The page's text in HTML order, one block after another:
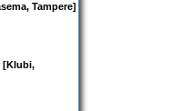
Tampere]
[Klubi,